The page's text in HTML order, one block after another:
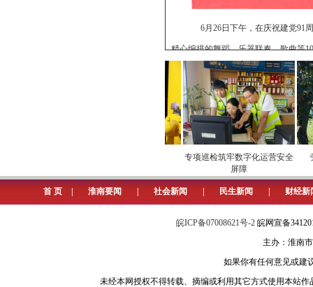
6月26日下午，在庆祝建党91
精心编排的舞蹈、乐器联奏、歌曲等
专项巡检筑牢数字化运营安全
屏障
首 页 淮南要闻 社会新闻 民生新闻 财经新
皖ICP备07008621号-2 皖网宣备
主办：淮南
如果你有任何意见或建
未经本网授权不得转载、摘编或利用其它方式使用本站